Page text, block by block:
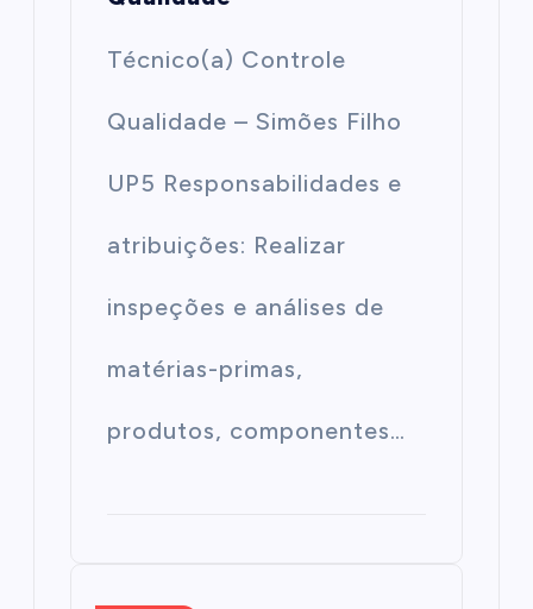
Técnico(a) Controle
Qualidade – Simões Filho
UP5 Responsabilidades e
atribuições: Realizar
inspeções e análises de
matérias-primas,
produtos, componentes…